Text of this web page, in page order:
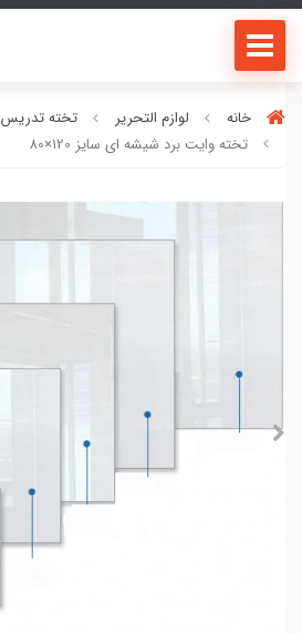
خانه لوازم التحریر تخته تدریس
تخته وایت برد شیشه ای سایز 120×80